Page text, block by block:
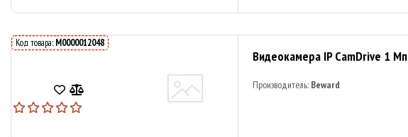
Код товара: M0000012048
Видеокамера IP CamDrive 1 Мп
Производитель: Beward